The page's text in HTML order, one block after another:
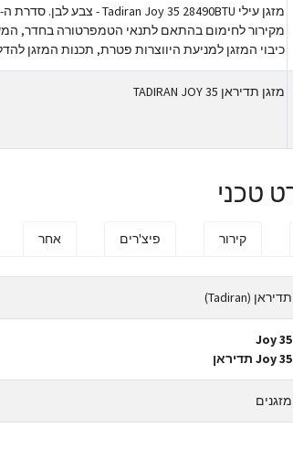
מקירור לחימום בהתאם לתנאי הטמפרטורה בחדר,
כיבוי המזגן למניעת היווצרות פטרת, תכנות המזגן
מזגן תדיראן TADIRAN JOY 35
קירור פיצ'רים אחר
תדיראן (Tadiran)
Joy 35
Joy 35 תדיראן
מזגנים